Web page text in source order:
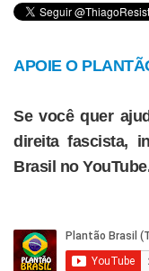
APOIE O
Se você quer
direita fascista,
Brasil no